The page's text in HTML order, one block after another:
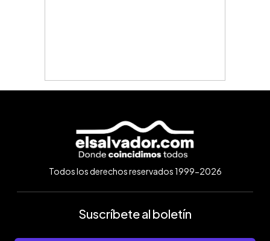
Todos los derechos reservados 1999-2026
Suscríbete al boletín